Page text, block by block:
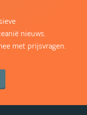
nieuws.
met prijsvragen.